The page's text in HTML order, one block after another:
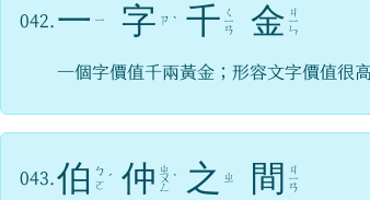
042. 一 ㄧ 字 ㄗ ˋ 千 ㄑ
ㄧ
ㄢ 金 ㄐ
ㄧ
ㄣ
一個字價值千兩黃金；形容文字價值很高
043. 伯 ㄅ
ㄛ ˊ 仲 ㄓ
ㄨ
ㄥ
ˋ 之 ㄓ 間 ㄐ
ㄧ
ㄢ